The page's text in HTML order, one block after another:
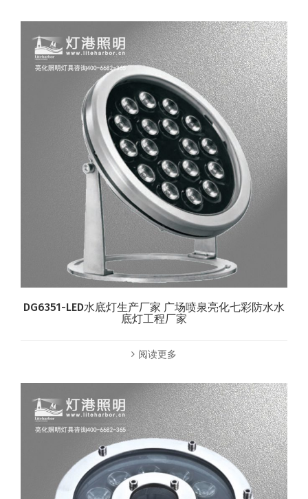
DG6351-LED水底灯生产厂家 广场喷泉亮化七彩防水水
底灯工程厂家
阅读更多